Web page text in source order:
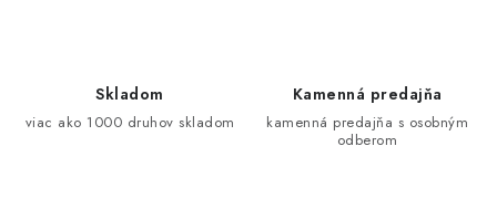
Skladom
viac ako 1000 druhov skladom
Kamenná predajňa
kamenná predajňa s osobným
odberom